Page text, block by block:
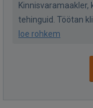
Kinnisvaramaakler,
tehinguid. Töötan
loe rohkem